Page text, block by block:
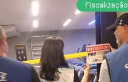
Fiscalização